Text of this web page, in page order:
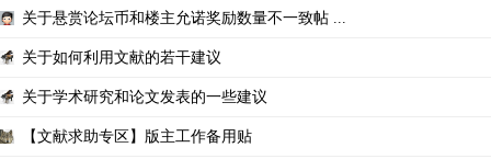
关于悬赏论坛币和楼主允诺奖励数量不一致帖 ...
关于如何利用文献的若干建议
关于学术研究和论文发表的一些建议
【文献求助专区】版主工作备用贴